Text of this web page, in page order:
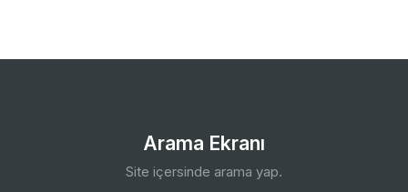
Arama Ekranı
Site içersinde arama yap.